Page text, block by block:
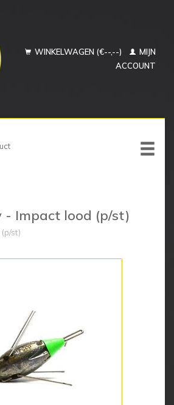
WINKELWAGEN (€--,--)
MIJN
ACCOUNT
- Impact lood (p/st)
st)